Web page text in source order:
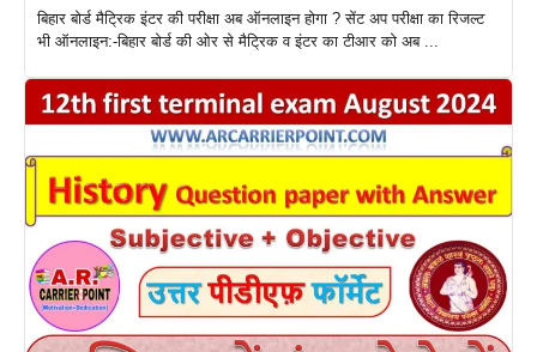
बिहार बोर्ड मैट्रिक इंटर की परीक्षा अब ऑनलाइन होगा ? सेंट अप परीक्षा का रिजल्ट
भी ऑनलाइन:-बिहार बोर्ड की ओर से मैट्रिक व इंटर का टीआर को अब ...